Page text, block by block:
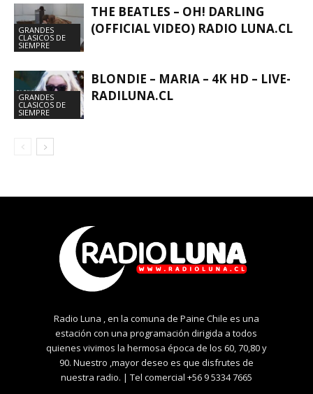
GRANDES
CLASICOS DE
SIEMPRE
THE BEATLES – OH! DARLING
(OFFICIAL VIDEO) RADIO LUNA.CL
GRANDES
CLASICOS DE
SIEMPRE
BLONDIE – MARIA – 4K HD – LIVE-
RADILUNA.CL
Radio Luna , en la comuna de Paine Chile es una
estación con una programación dirigida a todos
quienes vivimos la hermosa época de los 60, 70,80 y
90. Nuestro ,mayor deseo es que disfrutes de
nuestra radio. | Tel comercial +56 9 5334 7665